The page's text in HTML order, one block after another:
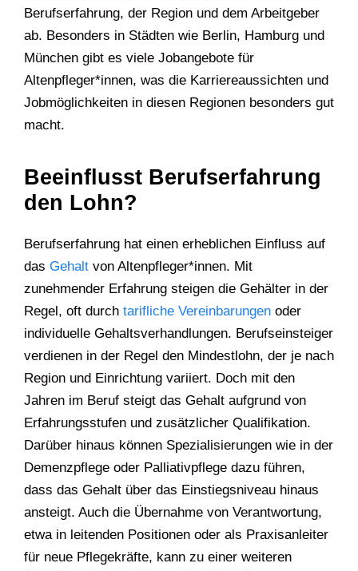
Berufserfahrung, der Region und dem Arbeitgeber
ab. Besonders in Städten wie Berlin, Hamburg und
München gibt es viele Jobangebote für
Altenpfleger*innen, was die Karriereaussichten und
Jobmöglichkeiten in diesen Regionen besonders gut
macht.
Beeinflusst Berufserfahrung
den Lohn?
Berufserfahrung hat einen erheblichen Einfluss auf
das Gehalt von Altenpfleger*innen. Mit
zunehmender Erfahrung steigen die Gehälter in der
Regel, oft durch tarifliche Vereinbarungen oder
individuelle Gehaltsverhandlungen. Berufseinsteiger
verdienen in der Regel den Mindestlohn, der je nach
Region und Einrichtung variiert. Doch mit den
Jahren im Beruf steigt das Gehalt aufgrund von
Erfahrungsstufen und zusätzlicher Qualifikation.
Darüber hinaus können Spezialisierungen wie in der
Demenzpflege oder Palliativpflege dazu führen,
dass das Gehalt über das Einstiegsniveau hinaus
ansteigt. Auch die Übernahme von Verantwortung,
etwa in leitenden Positionen oder als Praxisanleiter
für neue Pflegekräfte, kann zu einer weiteren